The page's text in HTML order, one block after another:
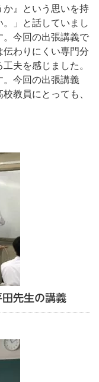
か』という思いを持
」と話していまし
。今回の出張講義で
伝わりにくい専門分
夫を感じました。
。今回の出張講義
教員にとっても、
先生の講義